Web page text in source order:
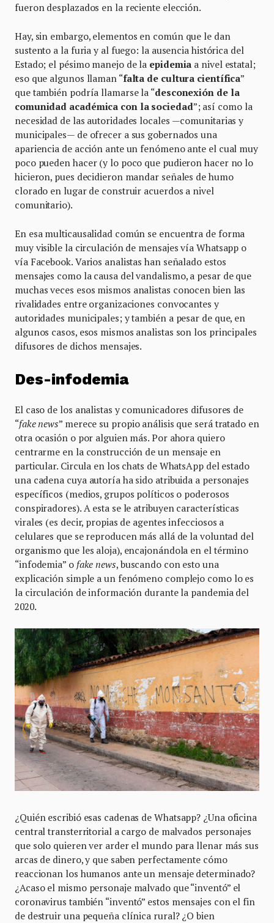
fueron desplazados en la reciente elección.
Hay, sin embargo, elementos en común que le dan
sustento a la furia y al fuego: la ausencia histórica del
Estado; el pésimo manejo de la epidemia a nivel estatal;
eso que algunos llaman “falta de cultura científica”
que también podría llamarse la “desconexión de la
comunidad académica con la sociedad”; así como la
necesidad de las autoridades locales —comunitarias y
municipales— de ofrecer a sus gobernados una
apariencia de acción ante un fenómeno ante el cual muy
poco pueden hacer (y lo poco que pudieron hacer no lo
hicieron, pues decidieron mandar señales de humo
clorado en lugar de construir acuerdos a nivel
comunitario).
En esa multicausalidad común se encuentra de forma
muy visible la circulación de mensajes vía Whatsapp o
vía Facebook. Varios analistas han señalado estos
mensajes como la causa del vandalismo, a pesar de que
muchas veces esos mismos analistas conocen bien las
rivalidades entre organizaciones convocantes y
autoridades municipales; y también a pesar de que, en
algunos casos, esos mismos analistas son los principales
difusores de dichos mensajes.
Des-infodemia
El caso de los analistas y comunicadores difusores de
“fake news” merece su propio análisis que será tratado en
otra ocasión o por alguien más. Por ahora quiero
centrarme en la construcción de un mensaje en
particular. Circula en los chats de WhatsApp del estado
una cadena cuya autoría ha sido atribuida a personajes
específicos (medios, grupos políticos o poderosos
conspiradores). A esta se le atribuyen características
virales (es decir, propias de agentes infecciosos a
celulares que se reproducen más allá de la voluntad del
organismo que les aloja), encajonándola en el término
“infodemia” o fake news, buscando con esto una
explicación simple a un fenómeno complejo como lo es
la circulación de información durante la pandemia del
2020.
¿Quién escribió esas cadenas de Whatsapp? ¿Una oficina
central transterritorial a cargo de malvados personajes
que solo quieren ver arder el mundo para llenar más sus
arcas de dinero, y que saben perfectamente cómo
reaccionan los humanos ante un mensaje determinado?
¿Acaso el mismo personaje malvado que “inventó” el
coronavirus también “inventó” estos mensajes con el fin
de destruir una pequeña clínica rural? ¿O bien